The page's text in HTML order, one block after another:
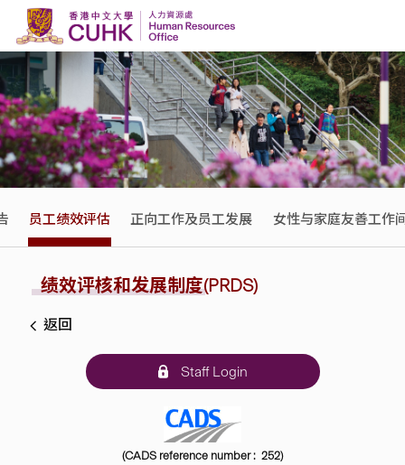
Skip to content
员工绩效评估 正向工作及员工发展 女性与家庭友善工作
绩效评核和发展制度(PRDS)
返回
Staff Login
(CADS reference number : 252)